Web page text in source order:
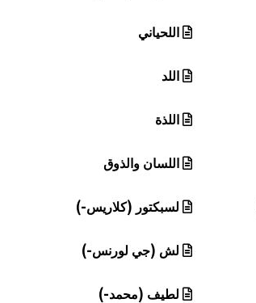
اللحياني
اللد
اللذة
اللسان والذوق
لسبكتور (كلاريس-)
لش (جي لورنس-)
لطيف (محمد-)